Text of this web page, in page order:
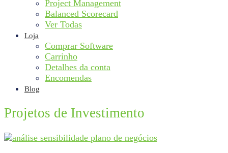
Project Management
Balanced Scorecard
Ver Todas
Loja
Comprar Software
Carrinho
Detalhes da conta
Encomendas
Blog
Projetos de Investimento